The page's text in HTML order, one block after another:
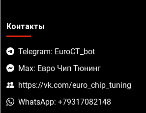
Контакты
Telegram: EuroCT_bot
Max: Евро Чип Тюнинг
https://vk.com/euro_chip_tuning
WhatsApp: +79317082148